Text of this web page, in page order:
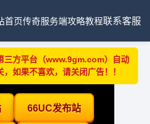
首页传奇服务端攻略教程联系客服
三方平台（www.9gm.com）自动
如果不喜欢，请关闭广告！！